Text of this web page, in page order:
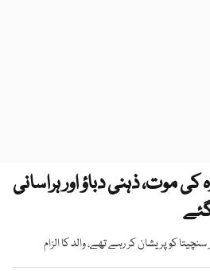
کی موت، ذہنی دباؤ اور ہراسانی
کو پریشان کر رہے تھے، والد کا الزام